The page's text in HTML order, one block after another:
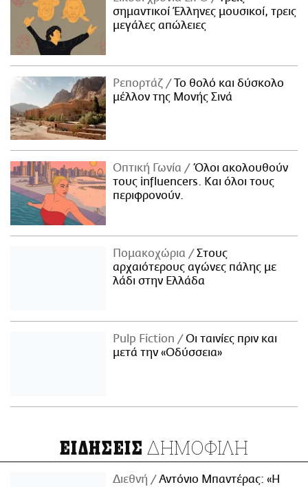
σημαντικοί Έλληνες μουσικοί, τρεις
μεγάλες απώλειες
Ρεπορτάζ
Το θολό και δύσκολο
μέλλον της Μονής Σινά
Οπτική Γωνία
Όλοι ακολουθούν
τους influencers. Και όλοι τους
περιφρονούν.
Πομακοχώρια
Στους
αρχαιότερους αγώνες πάλης με
λάδι στην Ελλάδα
Pulp Fiction
Οι ταινίες πριν και
μετά την «Οδύσσεια»
ΕΙΔΗΣΕΙΣ ΔΗΜΟΦΙΛΗ
Διεθνή Αντόνιο Μπαντέρας: «Η